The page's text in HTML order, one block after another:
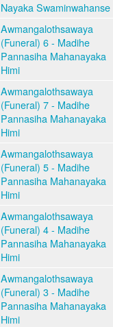
Nayaka Swaminwahanse
Awmangalothsawaya
(Funeral) 6 - Madihe
Pannasiha Mahanayaka
Himi
Awmangalothsawaya
(Funeral) 7 - Madihe
Pannasiha Mahanayaka
Himi
Awmangalothsawaya
(Funeral) 5 - Madihe
Pannasiha Mahanayaka
Himi
Awmangalothsawaya
(Funeral) 4 - Madihe
Pannasiha Mahanayaka
Himi
Awmangalothsawaya
(Funeral) 3 - Madihe
Pannasiha Mahanayaka
Himi